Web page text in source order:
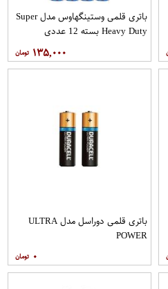
باتری قلمی وستینگهاوس مدل Super
Heavy Duty بسته 12 عددی
۱۳۵,۰۰۰
باتری قلمی دوراسل مدل ULTRA
POWER
۰